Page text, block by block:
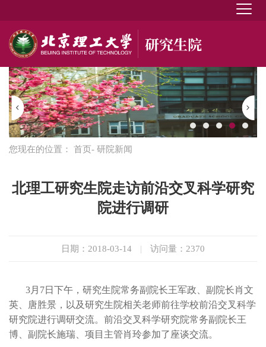
您现在的位置： 首页- 研院新闻
北理工研究生院走访前沿交叉科学研究
院进行调研
日期：2018-03-14 | 访问量： 2370
3月7日下午，研究生院常务副院长王军政、副院长肖文
英、唐胜景，以及研究生院相关老师前往学校前沿交叉科学
研究院进行调研交流。前沿交叉科学研究院常务副院长王
博、副院长施瑞、项目主管肖玲参加了座谈交流。